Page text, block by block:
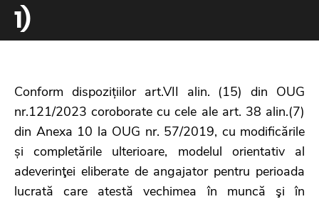
1)
Conform dispozițiilor art.VII alin. (15) din OUG
nr.121/2023 coroborate cu cele ale art. 38 alin.(7)
din Anexa 10 la OUG nr. 57/2019, cu modificările
și completările ulterioare, modelul orientativ al
adeverinţei eliberate de angajator pentru perioada
lucrată care atestă vechimea în muncă şi în